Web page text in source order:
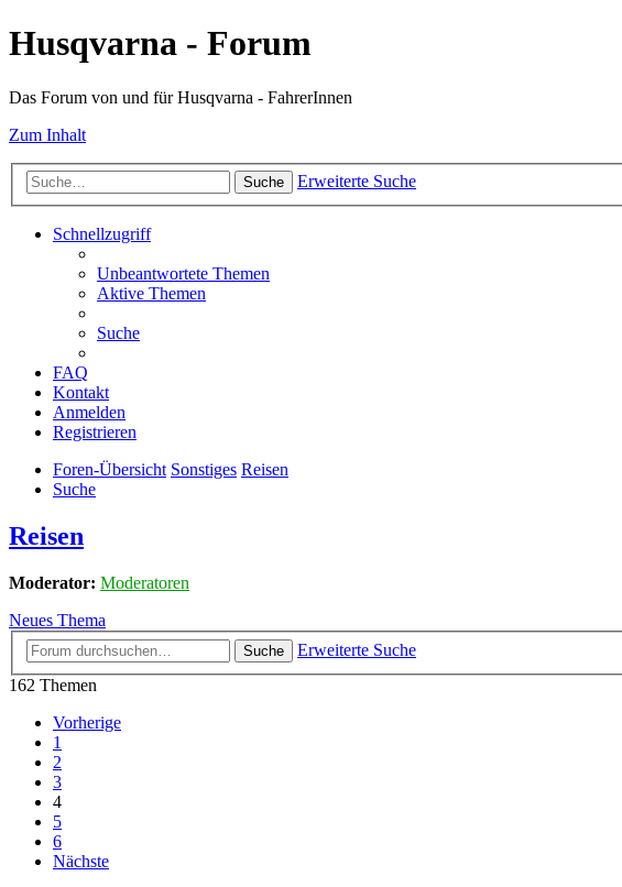
Husqvarna - Forum
Das Forum von und für Husqvarna - FahrerInnen
Zum Inhalt
Suche Erweiterte Suche
Schnellzugriff
Unbeantwortete Themen
Aktive Themen
Suche
FAQ
Kontakt
Anmelden
Registrieren
Foren-Übersicht Sonstiges Reisen
Suche
Reisen
Moderator: Moderatoren
Neues Thema
Suche
Erweiterte Suche
162 Themen
Vorherige
1
2
3
4
5
6
Nächste